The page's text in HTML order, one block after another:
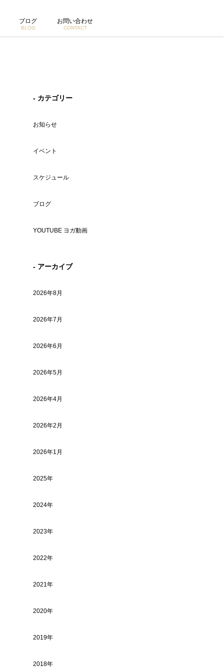
ブログ
BLOG
お問い合わせ
CONTACT
- カテゴリー
お知らせ
イベント
スケジュール
ブログ
YOUTUBE ヨガ動画
- アーカイブ
2026年8月
2026年7月
2026年6月
2026年5月
2026年4月
2026年2月
2026年1月
2025年
2024年
2023年
2022年
2021年
2020年
2019年
2018年